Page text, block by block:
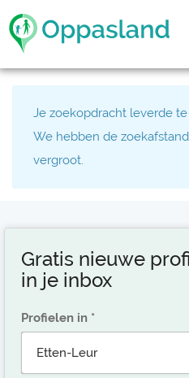
Je zoekopdracht leverde
We hebben de
vergroot.
Gratis nieuwe
in je inbox
Profielen in